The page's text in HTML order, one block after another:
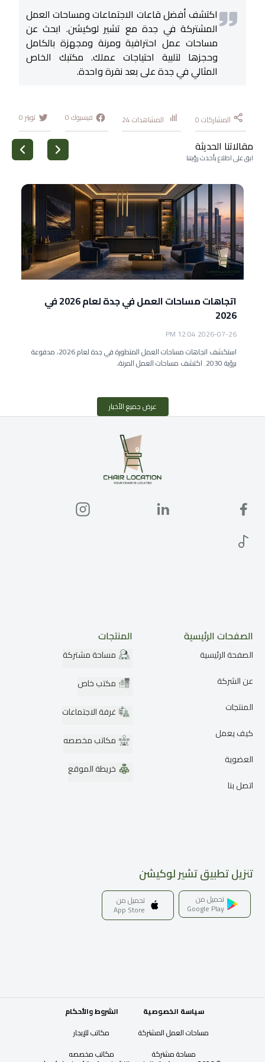
اكتشف أفضل قاعات الاجتماعات ومساحات العمل
المشتركة في جدة مع تشير لوكيشن. ابحث عن
مساحات عمل احترافية ومرنة ومجهزة بالكامل
وحجزها لتلبية احتياجات عملك. مكتبك الخاص
المثالي في جدة على بعد نقرة واحدة.
المشاركات0 المشاهدات24 فيسبوك0 تويتر0
مقالاتنا الحديثة
ابق على اطلاع بأحدث رؤيتنا
اتجاهات مساحات العمل في جدة لعام 2026 في
2026
2026-07-26 12:04 PM
استكشف اتجاهات مساحات العمل المتطورة في جدة لعام 2026، مدفوعة
برؤية 2030. اكتشف مساحات العمل المرنة،
عرض جميع الأخبار
الصفحات الرئيسية
الصفحة الرئيسية
عن الشركة
المنتجات
كيف يعمل
العضوية
اتصل بنا
المنتجات
مساحة مشتركة
مكتب خاص
غرفة الاجتماعات
مكاتب مخصصه
خريطة الموقع
تنزيل تطبيق تشير لوكيشن
تحميل من
Google Play
تحميل من
App Store
سياسة الخصوصية
الشروط والأحكام
مساحات العمل المشتركة
مكاتب للإيجار
مساحة مشتركة
مكاتب مخصصه